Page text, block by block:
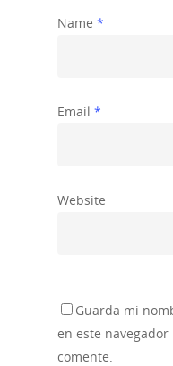
Name *
Email *
Website
Guarda mi
en este
comente.